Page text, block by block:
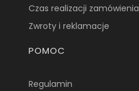
Czas realizacji zamówienia
Zwroty i reklamacje
POMOC
Regulamin